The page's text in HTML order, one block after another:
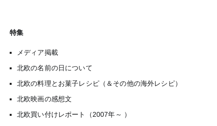
特集
メディア掲載
北欧の名前の日について
北欧の料理とお菓子レシピ（＆その他の海外レシピ）
北欧映画の感想文
北欧買い付けレポート（2007年～ ）